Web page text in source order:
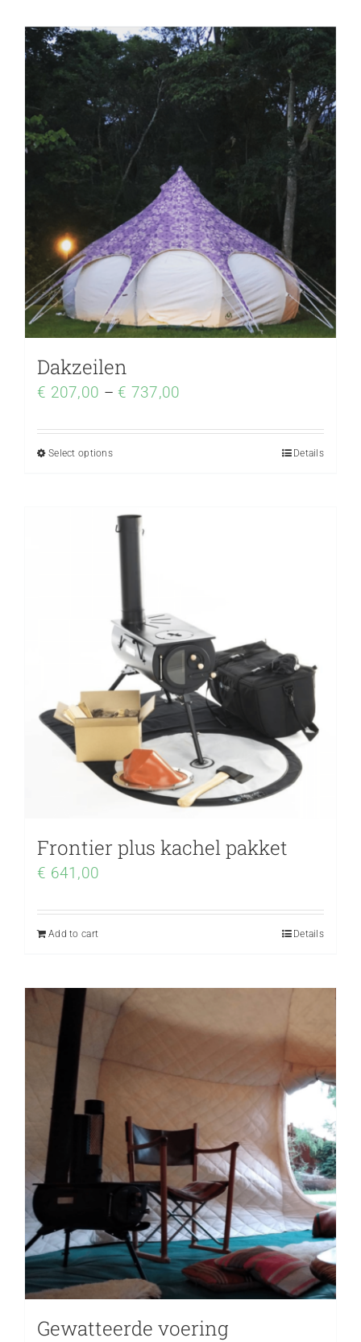
Dakzeilen
€ 207,00 –€ 737,00
Select options Details
Frontier plus kachel pakket
€ 641,00
Add to cart Details
Gewatteerde voering